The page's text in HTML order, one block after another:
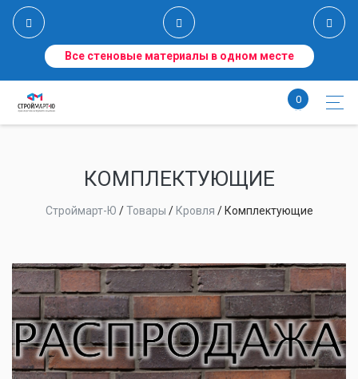
Все стеновые материалы в одном месте
0
КОМПЛЕКТУЮЩИЕ
Строймарт-Ю /Товары / Кровля / Комплектующие